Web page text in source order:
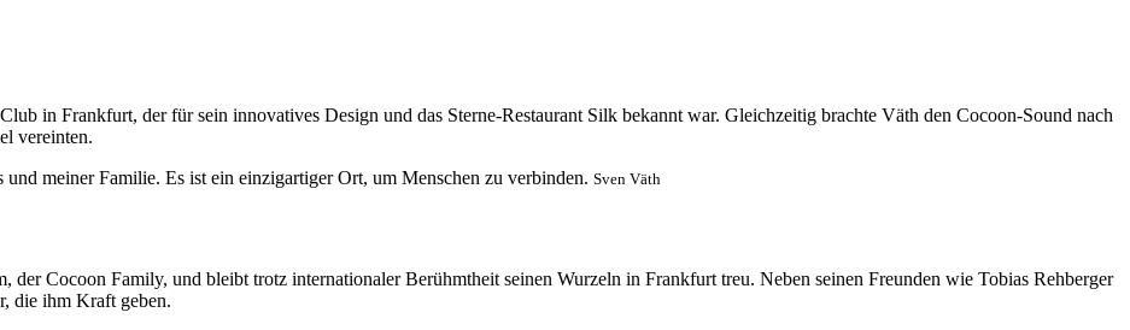
in Frankfurt, der für sein innovatives Design und das Sterne-Restaurant Silk bekannt war. Gleichzeitig brachte Väth den Cocoon-Sound nach
vereinten.
meiner Familie. Es ist ein einzigartiger Ort, um Menschen zu verbinden. Sven Väth
der Cocoon Family, und bleibt trotz internationaler Berühmtheit seinen Wurzeln in Frankfurt treu. Neben seinen Freunden wie Tobias Rehberger
die ihm Kraft geben.